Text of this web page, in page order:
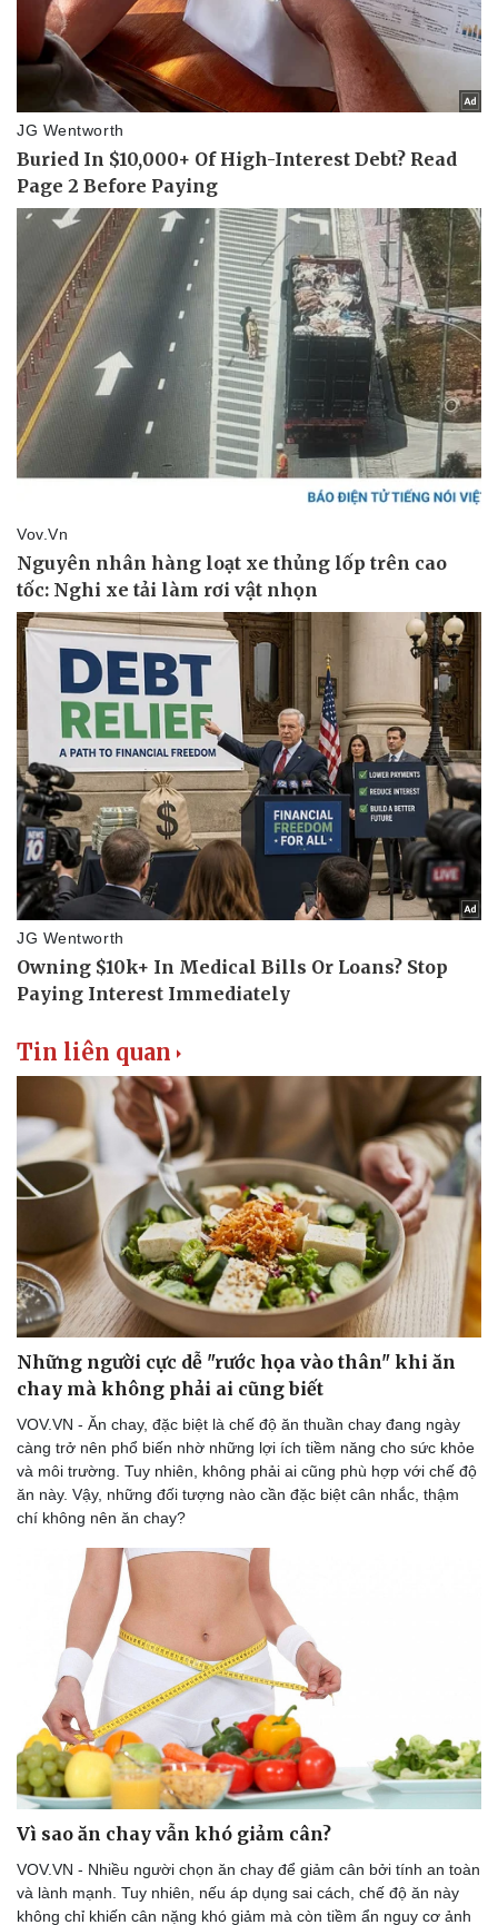
Thể thao
Bóng đá
Hậu trường
Ô tô - Xe máy
Ô tô
Xe máy
Tin liên quan
Những người cực dễ "rước họa vào thân" khi ăn
chay mà không phải ai cũng biết
VOV.VN - Ăn chay, đặc biệt là chế độ ăn thuần chay đang ngày
càng trở nên phổ biến nhờ những lợi ích tiềm năng cho sức khỏe
và môi trường. Tuy nhiên, không phải ai cũng phù hợp với chế độ
ăn này. Vậy, những đối tượng nào cần đặc biệt cân nhắc, thậm
chí không nên ăn chay?
Vì sao ăn chay vẫn khó giảm cân?
VOV.VN - Nhiều người chọn ăn chay để giảm cân bởi tính an toàn
và lành mạnh. Tuy nhiên, nếu áp dụng sai cách, chế độ ăn này
không chỉ khiến cân nặng khó giảm mà còn tiềm ẩn nguy cơ ảnh